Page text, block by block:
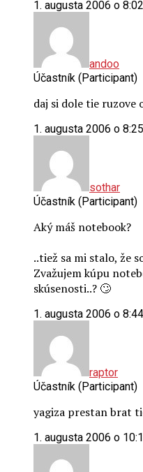
1. augusta 2006 o 8:02
andoo
Účastník (Participant)
daj si dole tie ruzove
1. augusta 2006 o 8:25
sothar
Účastník (Participant)
Aký máš notebook?
..tiež sa mi stalo, že
Zvažujem kúpu
skúsenosti..? 🙄
1. augusta 2006 o 8:44
raptor
Účastník (Participant)
yagiza prestan brat
1. augusta 2006 o